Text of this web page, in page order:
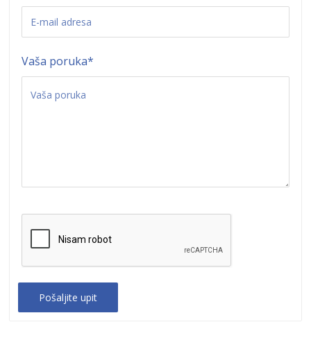
Vaša poruka*